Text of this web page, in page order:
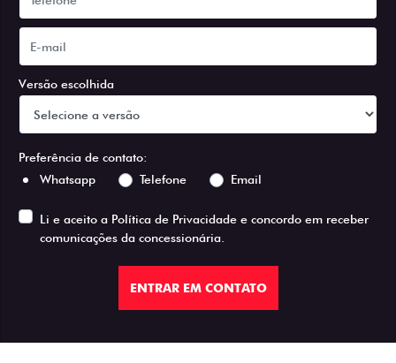
Versão escolhida
Preferência de contato:
Whatsapp
Telefone Email
Li e aceito a Política de Privacidade e concordo em receber
comunicações da concessionária.
ENTRAR EM CONTATO